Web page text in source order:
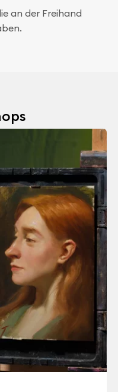
an der Freihand